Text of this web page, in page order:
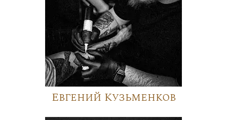
Евгений Кузьменков